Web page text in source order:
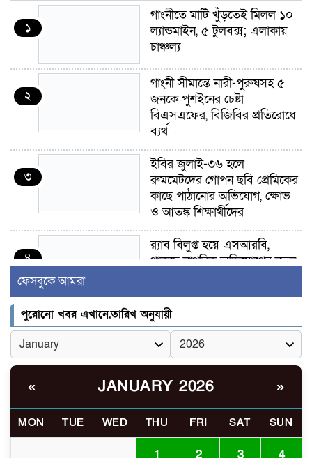
১
গাংনীতে মাটি খুঁড়তেই মিলল ১০
ল্যান্ডমাইন, ৫ টুলবক্স; এলাকায়
চাঞ্চল্য
২
গাংনী সীমান্তে নারী-পুরুষসহ ৫
জনকে পুশইনের চেষ্টা
বিএসএফের, বিজিবির প্রতিরোধে
ব্যর্থ
৩
ইবির জুলাই-৩৬ হলে
রুমমেটদের গোপন ছবি প্রেমিকের
কাছে পাঠানোর অভিযোগ, ক্ষোভ
ও আতঙ্ক শিক্ষার্থীদের
৪
র‍্যাব বিলুপ্ত হয়ে এসআরবি,
থাকছে নাগরিক অভিযোগের নতুন
৫
খোকসায় বিএনপি নেতা নাফিজ
আহমেদ রাজুর ওপর সশস্ত্র হামলা,
গুরুতর আহত
৬
সাঈদীর ছবিতে জুতা
আমির হামজা
ইসলামী বিশ্ববিদ্যালয়র ৪৪
ফেসবুকে আমরা
পুরোনো খবর এখানে,তারিখ অনুযায়ী
« JANUARY 2026 »
MON TUE WED THU FRI SAT SUN